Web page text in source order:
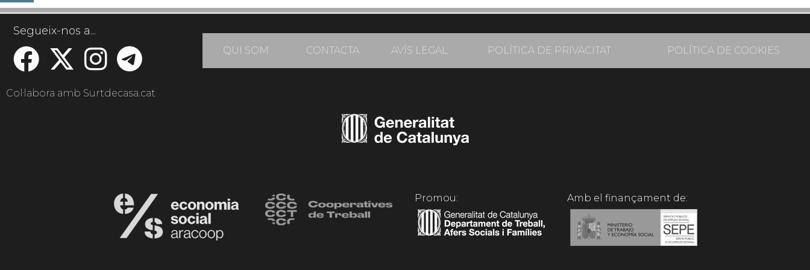
Segueix-nos a...
QUI SOM CONTACTA AVÍS LEGAL POLÍTICA DE PRIVACITAT POLÍTICA DE COOKIES
Col·labora amb Surtdecasa.cat
Promou: Amb el finançament de: